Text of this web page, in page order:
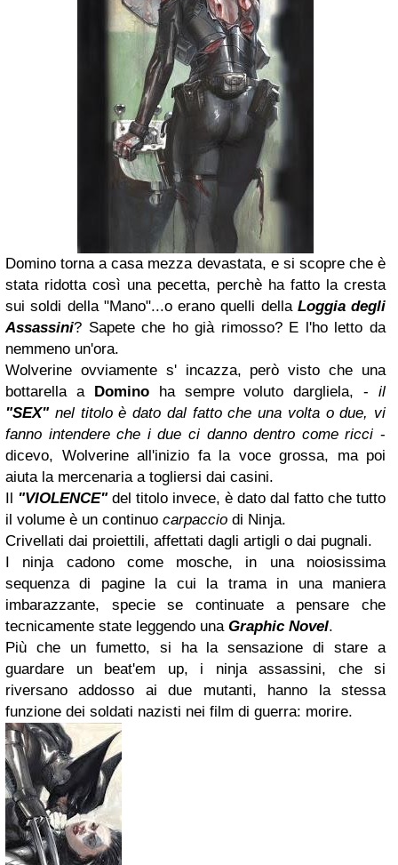
Domino torna a casa mezza devastata, e si scopre che è
stata ridotta così una pecetta, perchè ha fatto la cresta
sui soldi della "Mano"...o erano quelli della Loggia degli
Assassini? Sapete che ho già rimosso? E l'ho letto da
nemmeno un'ora.
Wolverine ovviamente s' incazza, però visto che una
bottarella a Dominoha sempre voluto dargliela, - il
"SEX" nel titolo è dato dal fatto che una volta o due, vi
fanno intendere che i due ci danno dentro come ricci -
dicevo, Wolverine all'inizio fa la voce grossa, ma poi
aiuta la mercenaria a togliersi dai casini.
Il "VIOLENCE"del titolo invece, è dato dal fatto che tutto
il volume è un continuo carpaccio di Ninja.
Crivellati dai proiettili, affettati dagli artigli o dai pugnali.
I ninja cadono come mosche, in una noiosissima
sequenza di pagine la cui la trama in una maniera
imbarazzante, specie se continuate a pensare che
tecnicamente state leggendo una Graphic Novel.
Più che un fumetto, si ha la sensazione di stare a
guardare un beat'em up, i ninja assassini, che si
riversano addosso ai due mutanti, hanno la stessa
funzione dei soldati nazisti nei film di guerra: morire.